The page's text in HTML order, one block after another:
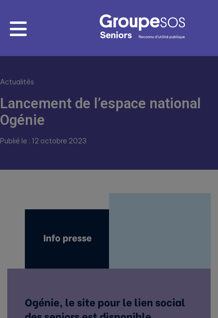
Actualités
Lancement de l’espace national
Ogénie
Publié le : 12 octobre 2023